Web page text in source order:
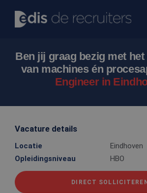
Ben jij graag bezig met
van machines én
Engineer in
Vacature details
Locatie
Eindhoven
Opleidingsniveau
HBO
DIRECT SOLLICITEREN